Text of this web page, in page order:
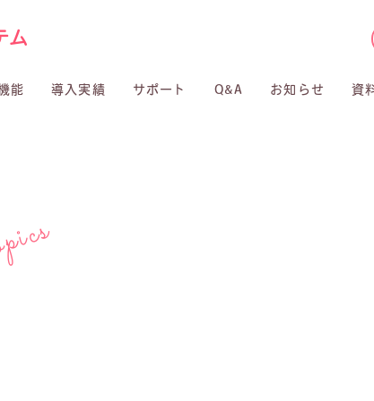
能 導入実績 サポート Q&A お知らせ 資